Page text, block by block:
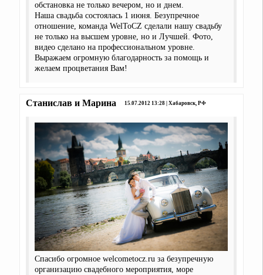
обстановка не только вечером, но и днем.
Наша свадьба состоялась 1 июня. Безупречное
отношение, команда WelToCZ сделали нашу свадьбу
не только на высшем уровне, но и Лучшей. Фото,
видео сделано на профессиональном уровне.
Выражаем огромную благодарность за помощь и
желаем процветания Вам!
Станислав и Марина 15.07.2012 13:28 | Хабаровск, РФ
Спасибо огромное welcometocz.ru за безупречную
организацию свадебного мероприятия, море